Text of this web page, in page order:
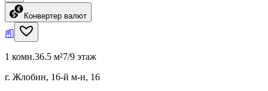
Конвертер валют
1 комн.36.5 м²7/9 этаж
г. Жлобин, 16-й м-н, 16